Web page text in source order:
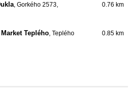
, Gorkého 2573,
0.76 km
Teplého, Teplého
0.85 km